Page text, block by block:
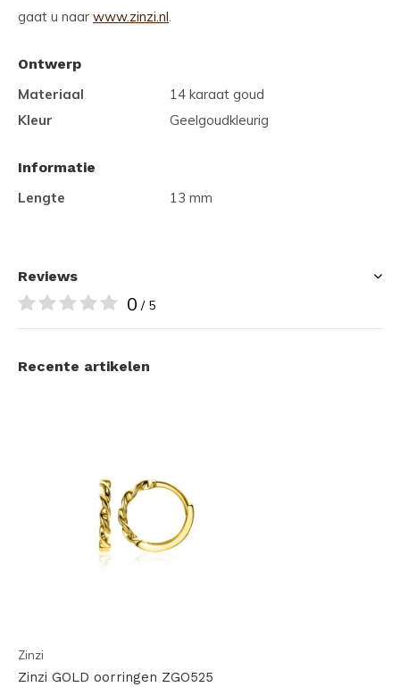
gaat u naar www.zinzi.nl.
Ontwerp
Materiaal
14 karaat goud
Kleur
Geelgoudkleurig
Informatie
Lengte
13 mm
Reviews
0 / 5
Recente artikelen
Zinzi
Zinzi GOLD oorringen ZGO525